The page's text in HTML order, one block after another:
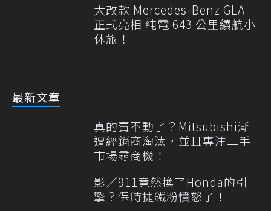
大改款 Mercedes-Benz GLA
正式亮相 純電 643 公里續航小
休旅！
最新文章
真的賣不動了？Mitsubishi漸
遭經銷商淘汰，並且專注二手
市場尋商機！
影／911竟然換了Honda的引
擎？保時捷鐵粉憤怒了！